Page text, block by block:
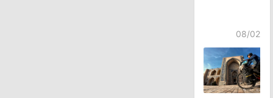
08/02